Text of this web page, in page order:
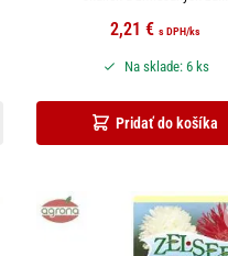
2,21 € s DPH/ks
Pridať do košíka
Na sklade: 6 ks